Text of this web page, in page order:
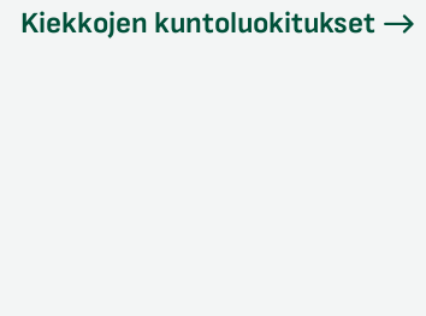
Kiekkojen kuntoluokitukset